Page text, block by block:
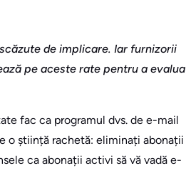
de implicare. Iar furnizorii
pe aceste rate pentru a evalua
fac ca programul dvs. de e-mail
o știință rachetă: eliminați abonații
ca abonații activi să vă vadă e-